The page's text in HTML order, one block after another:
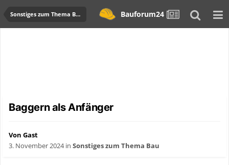
Sonstiges zum Thema Bau Bauforum24
Baggern als Anfänger
Von Gast
3. November 2024in Sonstiges zum Thema Bau